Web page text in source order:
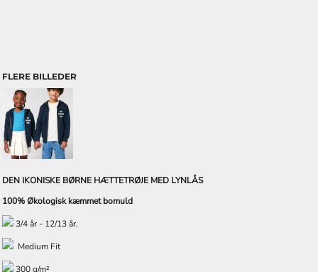
FLERE BILLEDER
DEN IKONISKE BØRNE HÆTTETRØJE MED LYNLÅS
100% Økologisk kæmmet bomuld
3/4 år - 12/13 år.
Medium Fit
300 g/m²